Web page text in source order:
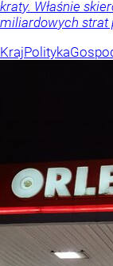
kraty. Właśnie
miliardowych strat
KrajPolityka